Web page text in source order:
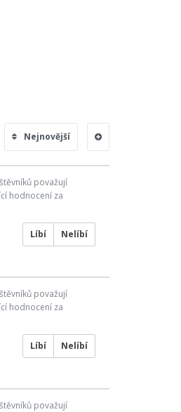
Nejnovější
považují
hodnocení za
Líbí Nelíbí
považují
hodnocení za
Líbí Nelíbí
považují